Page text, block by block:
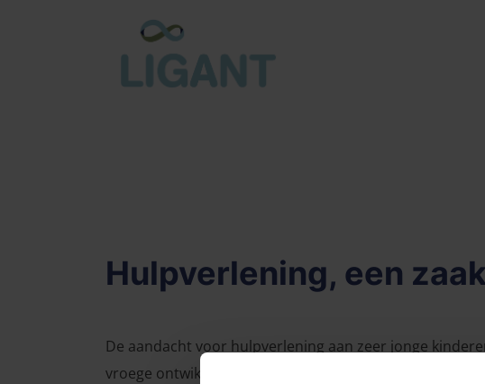
Hulpverlening, een
De aandacht voor hulpverlening aan zeer jonge
vroege ontwikkeling, gehechtheid en trauma